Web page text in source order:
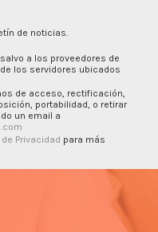
de noticias.
a los proveedores de
los servidores ubicados
de acceso, rectificación,
portabilidad, o retirar
un email a
Privacidad para más